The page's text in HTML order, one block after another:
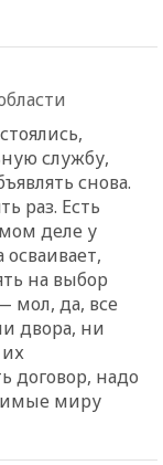
службу,
снова.
раз. Есть
деле у
на выбор
мол, да, все
двора, ни
договор, надо
миру